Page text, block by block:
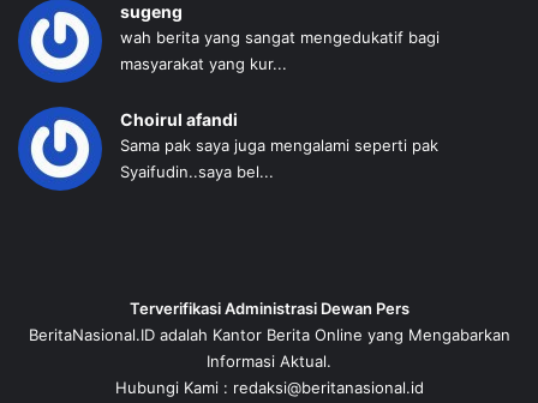
sugeng
wah berita yang sangat mengedukatif bagi
masyarakat yang kur...
Choirul afandi
Sama pak saya juga mengalami seperti pak
Syaifudin..saya bel...
Terverifikasi Administrasi Dewan Pers
BeritaNasional.ID adalah Kantor Berita Online yang Mengabarkan
Informasi Aktual.
Hubungi Kami : redaksi@beritanasional.id